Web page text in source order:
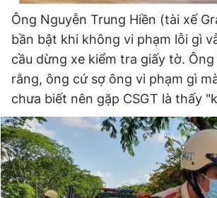
Ông Nguyễn Trung Hiền (tài xế
bần bật khi không vi phạm lỗi gì
cầu dừng xe kiểm tra giấy tờ. Ông
rằng, ông cứ sợ ông vi phạm gì
chưa biết nên gặp CSGT là thấy